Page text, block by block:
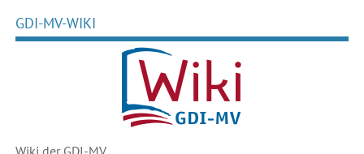
GDI-MV-WIKI